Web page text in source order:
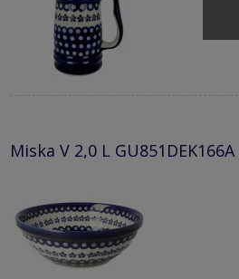
Miska V 2,0 L GU851DEK166A